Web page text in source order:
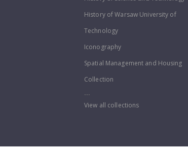
History of Warsaw University of
Technology
Iconography
Spatial Management and Housing
Collection
...
View all collections